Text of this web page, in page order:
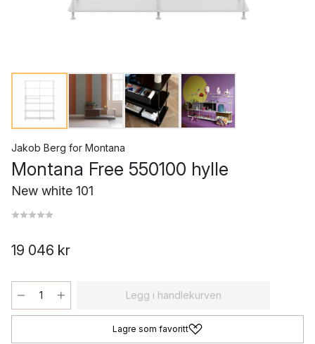
Jakob Berg for Montana
Montana Free 550100 hylle
New white 101
19 046 kr
Legg i handlekurven
Lagre som favoritt